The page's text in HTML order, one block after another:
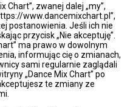
Chart”, zwanej dalej „my”,
www.dancemixchart.pl”,
postanowienia. Jeśli ich nie
przycisk „Nie akceptuję”.
ma prawo w dowolnym
informując cię o zmianach,
sami regularnie zaglądali
„Dance Mix Chart” po
te zmiany ze